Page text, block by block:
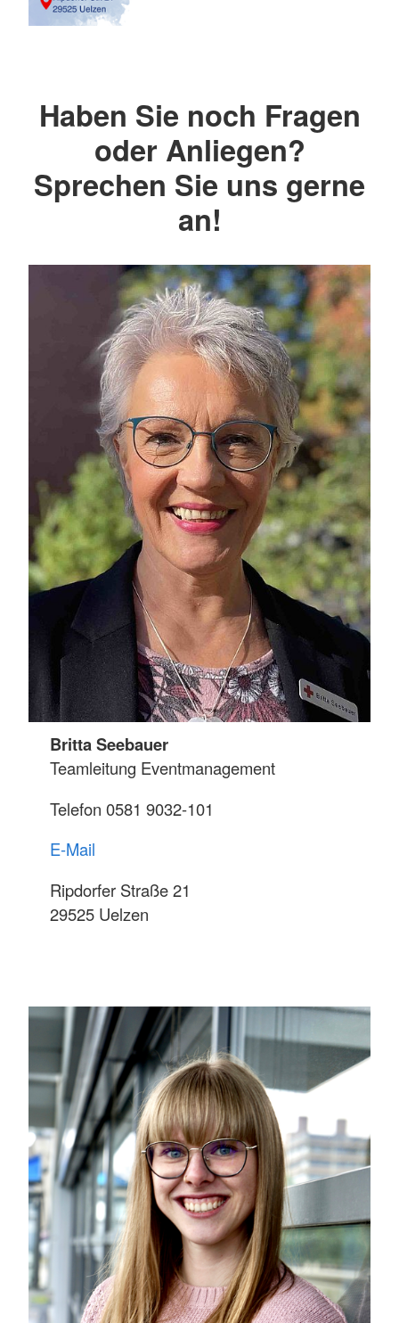
Haben Sie noch Fragen
oder Anliegen?
Sprechen Sie uns gerne
an!
Britta Seebauer
Teamleitung Eventmanagement
Telefon 0581 9032-101
E-Mail
Ripdorfer Straße 21
29525 Uelzen